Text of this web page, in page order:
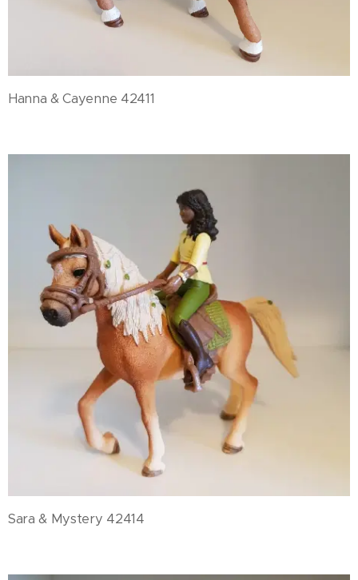
Hanna & Cayenne 42411
Sara & Mystery 42414